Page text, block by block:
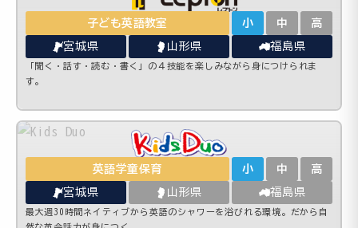
子ども英語教室 小 中 高
宮城県 山形県 福島県
「聞く・話す・読む・書く」の４技能を楽しみながら身につけられま
す。
英語学童保育 小 中 高
宮城県 山形県 福島県
最大週30時間ネイティブから英語のシャワーを浴びれる環境。だから自